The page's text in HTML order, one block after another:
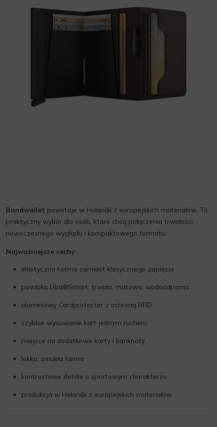
Bandwallet powstaje w Holandii z europejskich materiałów. To
praktyczny wybór dla osób, które chcą połączenia trwałości,
nowoczesnego wyglądu i kompaktowego formatu.
Najważniejsze cechy :
elastyczna taśma zamiast klasycznego zapięcia
powłoka Liba®Smart: trwała, matowa, wodoodporna
aluminiowy Cardprotector z ochroną RFID
szybkie wysuwanie kart jednym ruchem
miejsce na dodatkowe karty i banknoty
lekka, smukła forma
kontrastowe detale o sportowym charakterze
produkcja w Holandii z europejskich materiałów